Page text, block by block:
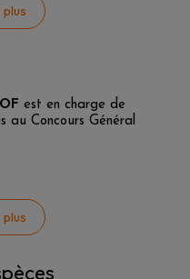
est en charge de
au Concours Général